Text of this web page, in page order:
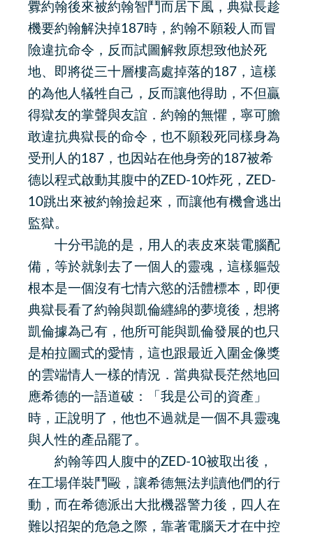
釁約翰後來被約翰智鬥而居下風，典獄長趁
機要約翰解決掉187時，約翰不願殺人而冒
險違抗命令，反而試圖解救原想致他於死
地、即將從三十層樓高處掉落的187，這樣
的為他人犠牲自己，反而讓他得助，不但贏
得獄友的掌聲與友誼．約翰的無懼，寧可膽
敢違抗典獄長的命令，也不願殺死同樣身為
受刑人的187，也因站在他身旁的187被希
德以程式啟動其腹中的ZED-10炸死，ZED-
10跳出來被約翰撿起來，而讓他有機會逃出
監獄。
十分弔詭的是，用人的表皮來裝電腦配
備，等於就剝去了一個人的靈魂，這樣軀殼
根本是一個沒有七情六慾的活體標本，即便
典獄長看了約翰與凱倫纒綿的夢境後，想將
凱倫據為己有，他所可能與凱倫發展的也只
是柏拉圖式的愛情，這也跟最近入圍金像獎
的雲端情人一樣的情況．當典獄長茫然地回
應希德的一語道破：「我是公司的資產」
時，正說明了，他也不過就是一個不具靈魂
與人性的產品罷了。
約翰等四人腹中的ZED-10被取出後，
在工場佯裝鬥毆，讓希德無法判讀他們的行
動，而在希德派出大批機器警力後，四人在
難以招架的危急之際，靠著電腦天才在中控